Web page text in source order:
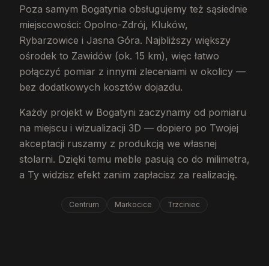
Poza samym Bogatynia obsługujemy też sąsiednie
miejscowości: Opolno-Zdrój, Kluków,
Rybarzowice i Jasna Góra. Najbliższy większy
ośrodek to Zawidów (ok. 15 km), więc łatwo
połączyć pomiar z innymi zleceniami w okolicy —
bez dodatkowych kosztów dojazdu.
Każdy projekt w Bogatyni zaczynamy od pomiaru
na miejscu i wizualizacji 3D — dopiero po Twojej
akceptacji ruszamy z produkcją we własnej
stolarni. Dzięki temu meble pasują co do milimetra,
a Ty widzisz efekt zanim zapłacisz za realizację.
Centrum Markocice Trzciniec